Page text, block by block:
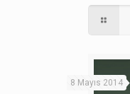
8 Mayıs 2014